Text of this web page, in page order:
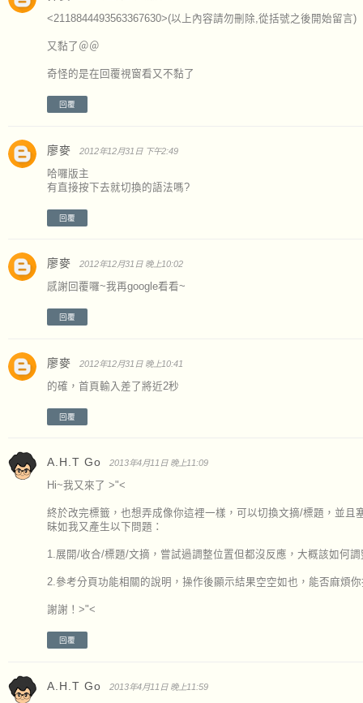
<2118844493563367630>(以上內容請勿刪除,從括號之後開始留言)
又黏了＠＠
奇怪的是在回覆視窗看又不黏了
回覆
廖麥 2012年12月31日 下午2:49
哈囉版主
有直接按下去就切換的語法嗎?
回覆
廖麥 2012年12月31日 晚上10:02
感謝回覆囉~我再google看看~
回覆
廖麥 2012年12月31日 晚上10:41
的確，首頁輸入差了將近2秒
回覆
A.H.T Go 2013年4月11日 晚上11:09
Hi~我又來了 >"<
終於改完標籤，也想弄成像你這裡一樣，可以切換文摘/標題，並且
昧如我又產生以下問題：
1.展開/收合/標題/文摘，嘗試過調整位置但都沒反應，大概該如何調
2.參考分頁功能相關的說明，操作後顯示結果空空如也，能否麻煩
謝謝！>"<
回覆
A.H.T Go 2013年4月11日 晚上11:59